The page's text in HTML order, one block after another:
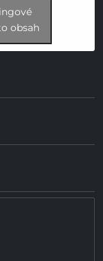
obsah